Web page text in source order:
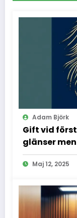
Adam Björk
Gift vid
glänser
Maj 12, 2025